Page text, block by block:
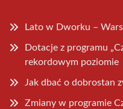
Lato w Dworku –
Dotacje z programu
rekordowym poziomie
Jak dbać o dobrostan
Zmiany w programie